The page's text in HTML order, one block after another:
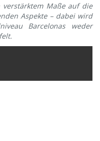
Maße auf die
Aspekte – dabei wird
Barcelonas weder